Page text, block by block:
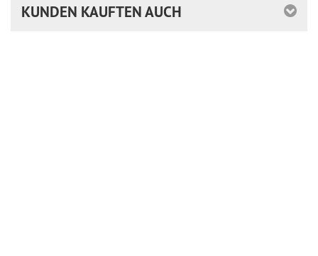
KUNDEN KAUFTEN AUCH